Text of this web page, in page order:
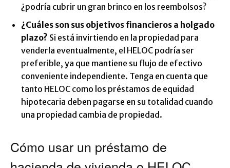
¿podría cubrir un gran brinco en los reembolsos?
¿Cuáles son sus objetivos financieros a holgado
plazo? Si está invirtiendo en la propiedad para
venderla eventualmente, el HELOC podría ser
preferible, ya que mantiene su flujo de efectivo
conveniente independiente. Tenga en cuenta que
tanto HELOC como los préstamos de equidad
hipotecaria deben pagarse en su totalidad cuando
una propiedad cambia de propiedad.
Cómo usar un préstamo de